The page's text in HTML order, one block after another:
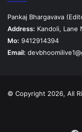
Pankaj Bhargavava
Address: Kandoli, Lane
Mo: 9412914394
Email:
© Copyright 2026, All